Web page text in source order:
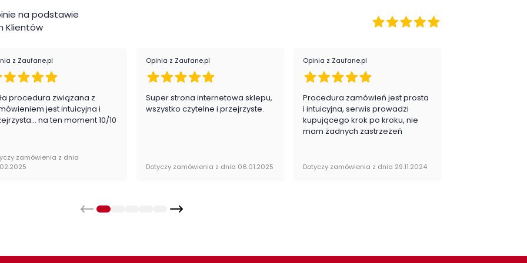
Fotele wypoczynkowe
zielenie
Pomieszczenie: Salon
ekoskóra
Cechy dodatkowe
ergonomiczny
na podstawie
Klientów
z Zaufane.pl
procedura związana z
jest intuicyjna i
na ten moment 10/10
zamówienia z dnia
Opinia z Zaufane.pl
Super strona internetowa sklepu,
wszystko czytelne i przejrzyste.
Dotyczy zamówienia z dnia 06.01.2025
Opinia z Zaufane.pl
Procedura zamówień jest prosta
i intuicyjna, serwis prowadzi
kupującego krok po kroku, nie
mam żadnych zastrzeżeń
Dotyczy zamówienia z dnia 29.11.2024